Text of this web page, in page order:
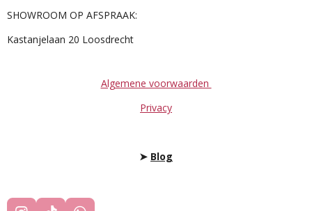
SHOWROOM OP AFSPRAAK:
Kastanjelaan 20 Loosdrecht
Algemene voorwaarden
Privacy
➤ Blog